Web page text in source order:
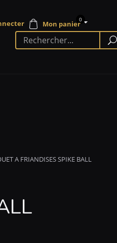
0
A FRIANDISES SPIKE BALL